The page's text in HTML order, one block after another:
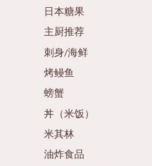
日本糖果
主厨推荐
刺身/海鲜
烤鳗鱼
螃蟹
丼（米饭）
米其林
油炸食品